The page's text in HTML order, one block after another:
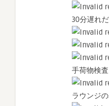
30分遅れ
手荷物検
ラウンジ